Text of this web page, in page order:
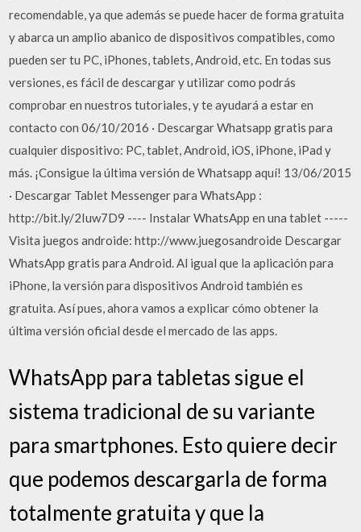
recomendable, ya que además se puede hacer de forma gratuita
y abarca un amplio abanico de dispositivos compatibles, como
pueden ser tu PC, iPhones, tablets, Android, etc. En todas sus
versiones, es fácil de descargar y utilizar como podrás
comprobar en nuestros tutoriales, y te ayudará a estar en
contacto con 06/10/2016 · Descargar Whatsapp gratis para
cualquier dispositivo: PC, tablet, Android, iOS, iPhone, iPad y
más. ¡Consigue la última versión de Whatsapp aquí! 13/06/2015
· Descargar Tablet Messenger para WhatsApp :
http://bit.ly/2Iuw7D9 ---- Instalar WhatsApp en una tablet -----
Visita juegos androide: http://www.juegosandroide Descargar
WhatsApp gratis para Android. Al igual que la aplicación para
iPhone, la versión para dispositivos Android también es
gratuita. Así pues, ahora vamos a explicar cómo obtener la
última versión oficial desde el mercado de las apps.
WhatsApp para tabletas sigue el
sistema tradicional de su variante
para smartphones. Esto quiere decir
que podemos descargarla de forma
totalmente gratuita y que la